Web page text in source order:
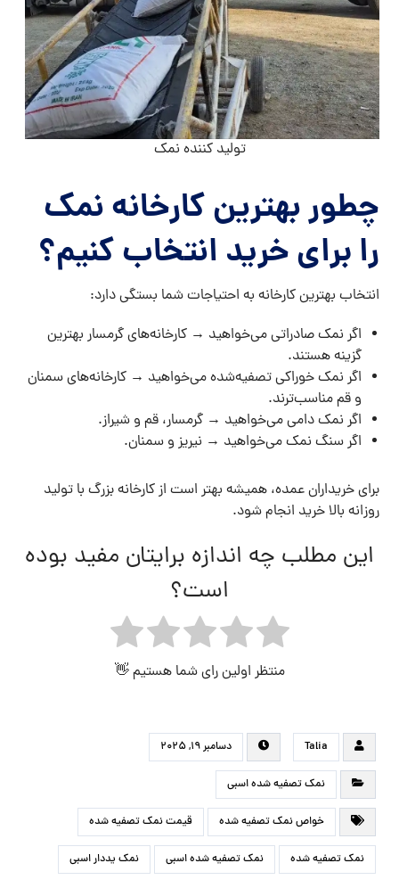
تولید کننده نمک
چطور بهترین کارخانه نمک
را برای خرید انتخاب کنیم؟
انتخاب بهترین کارخانه به احتیاجات شما بستگی دارد:
اگر نمک صادراتی می‌خواهید → کارخانه‌های گرمسار بهترین
گزینه هستند.
اگر نمک خوراکی تصفیه‌شده می‌خواهید → کارخانه‌های سمنان
و قم مناسب‌ترند.
اگر نمک دامی می‌خواهید → گرمسار، قم و شیراز.
اگر سنگ نمک می‌خواهید → نیریز و سمنان.
برای خریداران عمده، همیشه بهتر است از کارخانه بزرگ با تولید
روزانه بالا خرید انجام شود.
این مطلب چه اندازه برایتان مفید بوده
است؟
منتظر اولین رای شما هستیم 👋
Talia دسامبر ۱۹, ۲۰۲۵
نمک تصفیه شده اسبی
خواص نمک تصفیه شده قیمت نمک تصفیه شده
نمک تصفیه شده نمک تصفیه شده اسبی نمک یددار اسبی